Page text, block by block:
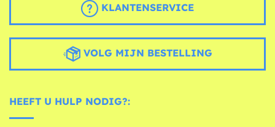
KLANTENSERVICE
VOLG MIJN BESTELLING
HEEFT U HULP NODIG?: